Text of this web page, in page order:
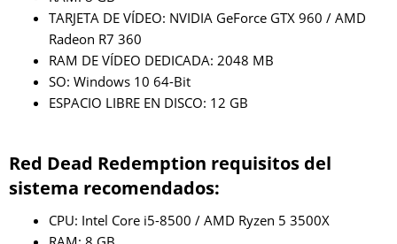
TARJETA DE VÍDEO: NVIDIA GeForce GTX 960 / AMD
Radeon R7 360
RAM DE VÍDEO DEDICADA: 2048 MB
SO: Windows 10 64-Bit
ESPACIO LIBRE EN DISCO: 12 GB
Red Dead Redemption requisitos del
sistema recomendados:
CPU: Intel Core i5-8500 / AMD Ryzen 5 3500X